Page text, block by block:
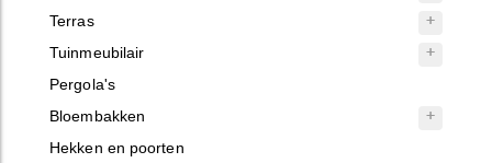
Terras
Tuinmeubilair
Pergola's
Bloembakken
Hekken en poorten